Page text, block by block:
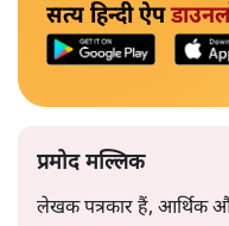
सत्य हिन्दी ऐप
प्रमोद मल्लिक
लेखक पत्रकार हैं, आर्थिक और